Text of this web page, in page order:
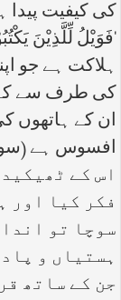
کی کیفیت پیدا
‘فَوَیْلُ لِّلَّذِیْنَ
ہلاکت ہے جو
کی طرف سے
ان کے ہاتھوں
اس کے
فکر کیا اور
سوچا تو
ہستیاں و
جن کے ساتھ